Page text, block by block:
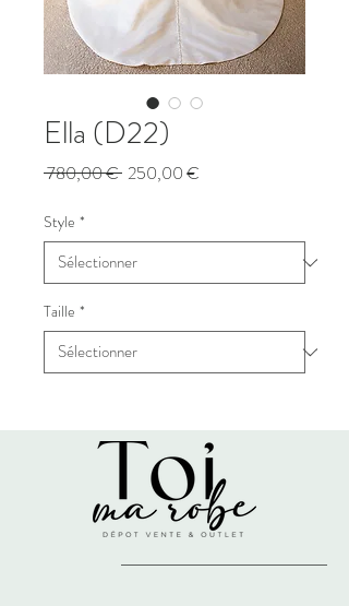
Ella (D22)
780,00 € Prix
250,00 €
Style *
Taille *